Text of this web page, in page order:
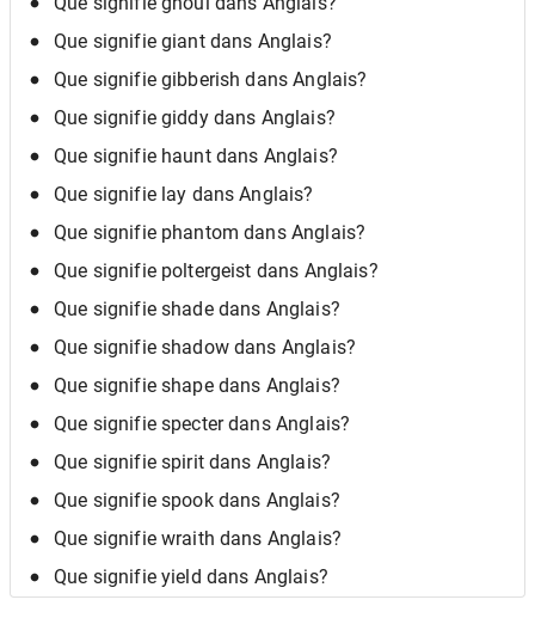
Que signifie giant dans Anglais?
Que signifie gibberish dans Anglais?
Que signifie giddy dans Anglais?
Que signifie haunt dans Anglais?
Que signifie lay dans Anglais?
Que signifie phantom dans Anglais?
Que signifie poltergeist dans Anglais?
Que signifie shade dans Anglais?
Que signifie shadow dans Anglais?
Que signifie shape dans Anglais?
Que signifie specter dans Anglais?
Que signifie spirit dans Anglais?
Que signifie spook dans Anglais?
Que signifie wraith dans Anglais?
Que signifie yield dans Anglais?